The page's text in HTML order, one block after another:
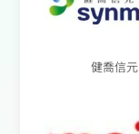
健喬信元